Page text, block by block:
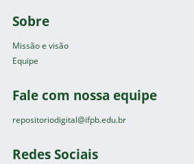
Sobre
Missão e visão
Equipe
Fale com nossa equipe
repositoriodigital@ifpb.edu.br
Redes Sociais